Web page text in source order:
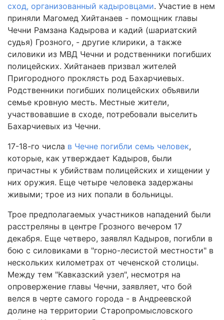
сход, организованный кадыровцами. Участие в нем
приняли Магомед Хийтанаев - помощник главы
Чечни Рамзана Кадырова и кадий (шариатский
судья) Грозного, - другие клирики, а также
силовики из МВД Чечни и родственники погибших
полицейских. Хийтанаев призвал жителей
Пригородного проклясть род Бахарчиевых.
Родственники погибших полицейских объявили
семье кровную месть. Местные жители,
участвовавшие в сходе, потребовали выселить
Бахарчиевых из Чечни.
17-18-го числа в Чечне погибли семь человек,
которые, как утверждает Кадыров, были
причастны к убийствам полицейских и хищении у
них оружия. Еще четыре человека задержаны
живыми; трое из них попали в больницы.
Трое предполагаемых участников нападений были
расстреляны в центре Грозного вечером 17
декабря. Еще четверо, заявлял Кадыров, погибли в
бою с силовиками в "горно-лесистой местности" в
нескольких километрах от чеченской столицы.
Между тем "Кавказский узел", несмотря на
опровержение главы Чечни, заявляет, что бой
велся в черте самого города - в Андреевской
долине на территории Старопромысловского